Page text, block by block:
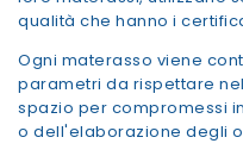
qualità che hanno i
Ogni materasso viene
parametri da rispettare
spazio per compromessi
o dell'elaborazione degli